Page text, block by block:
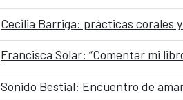
Cecilia Barriga: prácticas corales
Francisca Solar: “Comentar mi
Sonido Bestial: Encuentro de